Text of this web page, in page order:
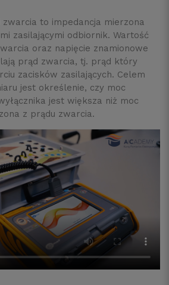
to impedancja mierzona
zasilającymi odbiornik. Wartość
oraz napięcie znamionowe
prąd zwarcia, tj. prąd który
zacisków zasilających. Celem
jest określenie, czy moc
jest większa niż moc
z prądu zwarcia.